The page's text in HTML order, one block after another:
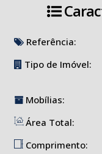
Referência:
Tipo de Imóvel:
Mobílias:
Área Total:
Comprimento: